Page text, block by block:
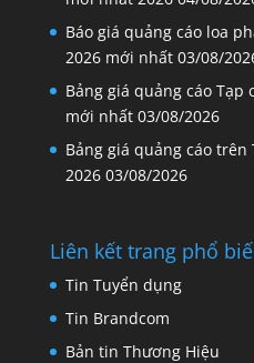
Báo giá quảng cáo loa
2026 mới nhất 03/08/
Bảng giá quảng cáo Tạp
mới nhất 03/08/2026
Bảng giá quảng cáo trên
2026 03/08/2026
Liên kết trang phổ
Tin Tuyển dụng
Tin Brandcom
Bản tin Thương Hiệu